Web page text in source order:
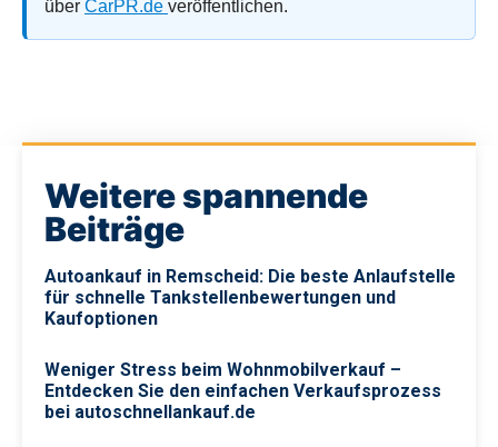
über CarPR.de veröffentlichen.
Weitere spannende
Beiträge
Autoankauf in Remscheid: Die beste Anlaufstelle
für schnelle Tankstellenbewertungen und
Kaufoptionen
Weniger Stress beim Wohnmobilverkauf –
Entdecken Sie den einfachen Verkaufsprozess
bei autoschnellankauf.de